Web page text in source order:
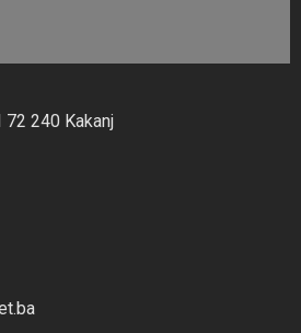
240 Kakanj